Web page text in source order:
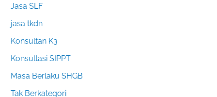
Jasa SLF
jasa tkdn
Konsultan K3
Konsultasi SIPPT
Masa Berlaku SHGB
Tak Berkategori